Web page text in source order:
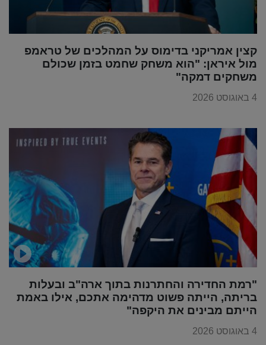
קצין אמריקני בדימוס על המהלכים של טראמפ
מול איראן: "הוא משחק שחמט בזמן שכולם
משחקים דמקה"
4 באוגוסט 2026
"רמת החדירה והחתרנות בתוך ארה"ב ובעלות
בריתה, הייתה פשוט מדהימה אתכם, אילו באמת
הייתם מבינים את היקפה"
4 באוגוסט 2026